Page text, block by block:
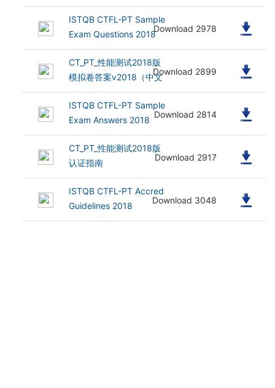
版）
(237.1 kB)
ISTQB CTFL-PT Sample
Exam Questions 2018
v1.0（英文版）
Download 2978
(383.66 kB)
CT_PT_性能测试2018版
模拟卷答案v2018（中文
版）
Download 2899
(240.03 kB)
ISTQB CTFL-PT Sample
Exam Answers 2018
v1.0（英文版）
Download 2814
(312.66 kB)
CT_PT_性能测试2018版
认证指南
v2018_CN1.0（中文版）
Download 2917
(119.58 kB)
ISTQB CTFL-PT Accred
Guidelines 2018
v1.0（英文版）
Download 3048